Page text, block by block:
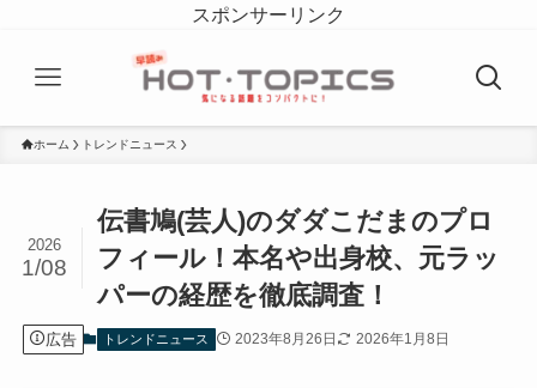
スポンサーリンク
ホーム トレンドニュース
伝書鳩(芸人)のダダこだまのプロ
フィール！本名や出身校、元ラッ
パーの経歴を徹底調査！
2026
1/08
広告 トレンドニュース 2023年8月26日 2026年1月8日